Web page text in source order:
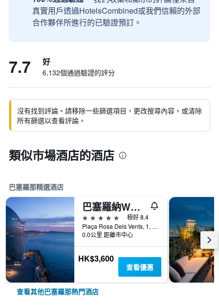
真實用戶透過HotelsCombined或我們信賴的外部
合作夥伴所進行的已驗證預訂。
7.7 好
6,132個通過驗證的評分
沒有找到評論。請移除一些篩選項目，更改搜尋內容，或清除
所有篩選以查看評論。
類似市場酒店的酒店
巴塞羅那精選酒店
巴塞羅納W酒店
5星級
極好 8.4
Plaça Rosa Dels Vents, 1, 巴塞隆納, 西班牙
0.0公里 距離市中心
HK$3,600
查看優惠
查看其他巴塞羅那熱門酒店